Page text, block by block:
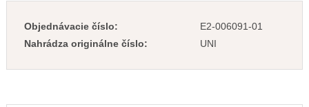
Objednávacie číslo:
E2-006091-01
Nahrádza originálne číslo:
UNI